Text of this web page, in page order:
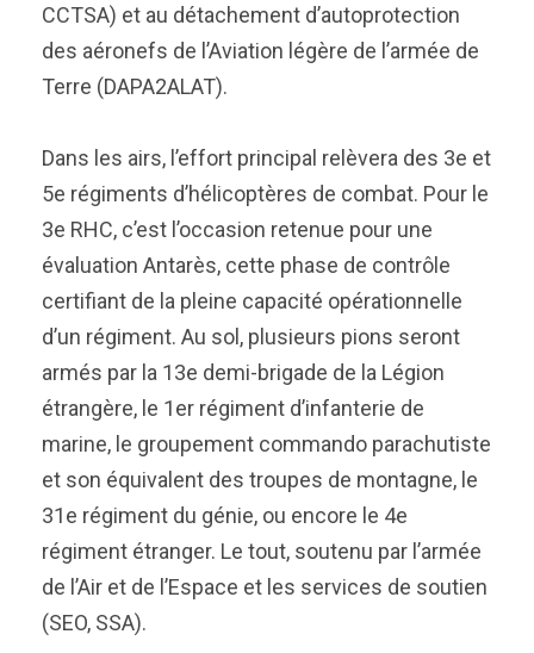
CCTSA) et au détachement d’autoprotection
des aéronefs de l’Aviation légère de l’armée de
Terre (DAPA2ALAT).
Dans les airs, l’effort principal relèvera des 3e et
5e régiments d’hélicoptères de combat. Pour le
3e RHC, c’est l’occasion retenue pour une
évaluation Antarès, cette phase de contrôle
certifiant de la pleine capacité opérationnelle
d’un régiment. Au sol, plusieurs pions seront
armés par la 13e demi-brigade de la Légion
étrangère, le 1er régiment d’infanterie de
marine, le groupement commando parachutiste
et son équivalent des troupes de montagne, le
31e régiment du génie, ou encore le 4e
régiment étranger. Le tout, soutenu par l’armée
de l’Air et de l’Espace et les services de soutien
(SEO, SSA).